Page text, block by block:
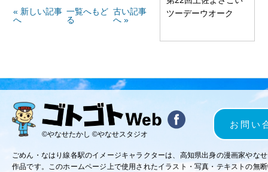
« 新しい記事
へ
一覧へもど
る
古い記事
へ »
ツーデーウオーク
©やなせたかし ©やなせスタジオ
お問い
ごめん・なはり線各駅のイメージキャラクターは、高知県出身の漫画家やな
作品です。このホームページ上で使用されたイラスト・写真・テキストの無